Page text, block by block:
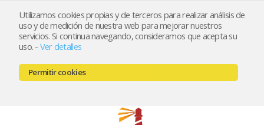
Utilizamos cookies propias y de terceros para realizar análisis de
uso y de medición de nuestra web para mejorar nuestros
servicios. Si continua navegando, consideramos que acepta su
uso. - Ver detalles
Permitir cookies
Registrarse Mi cuenta
666521122 // 654999333